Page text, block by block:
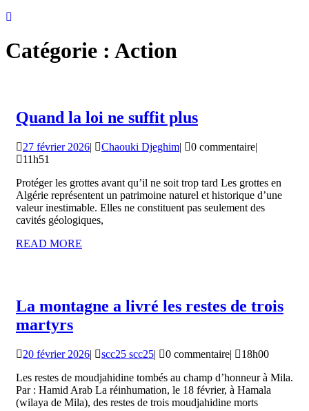
Catégorie : Action
Quand la loi ne suffit plusQuand
loi
suffit
plus
27 février 202627
| Chaouki DjeghimChaouki
| 0 commentaire|
11h51
Protéger les grottes avant qu’il ne soit trop tard Les grottes en
Algérie représentent un patrimoine naturel et historique d’une
valeur inestimable. Elles ne constituent pas seulement des
cavités géologiques,
READ MORE
La montagne a livré les restes de trois
martyrsLa
a
livré
les
20 février 202620
2026
| scc25 scc25scc25
| 0 commentaire|
18h00
Les restes de moudjahidine tombés au champ d’honneur à Mila.
Par : Hamid Arab La réinhumation, le 18 février, à Hamala
(wilaya de Mila), des restes de trois moudjahidine morts